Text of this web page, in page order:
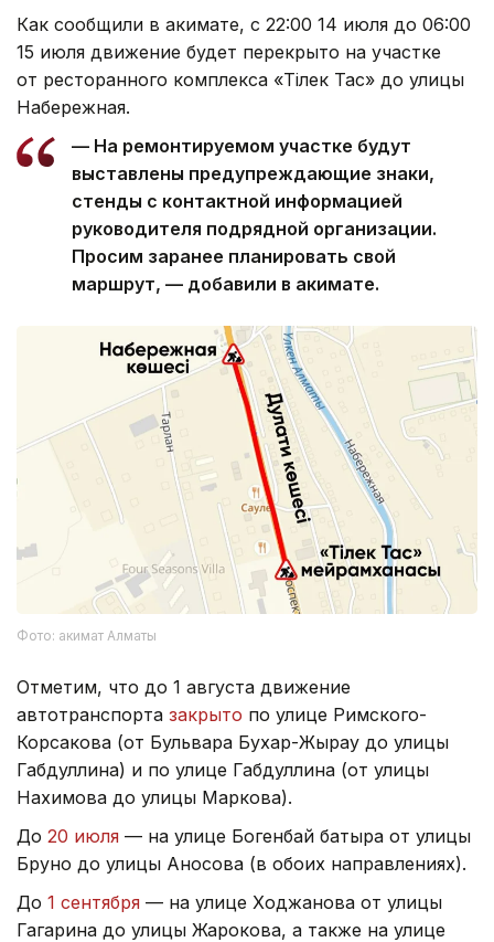
Как сообщили в акимате, с 22:00 14 июля до 06:00
15 июля движение будет перекрыто на участке
от ресторанного комплекса «Тілек Тас» до улицы
Набережная.
— На ремонтируемом участке будут
выставлены предупреждающие знаки,
стенды с контактной информацией
руководителя подрядной организации.
Просим заранее планировать свой
маршрут, — добавили в акимате.
Фото: акимат Алматы
Отметим, что до 1 августа движение
автотранспорта закрыто по улице Римского-
Корсакова (от Бульвара Бухар-Жырау до улицы
Габдуллина) и по улице Габдуллина (от улицы
Нахимова до улицы Маркова).
До 20 июля — на улице Богенбай батыра от улицы
Бруно до улицы Аносова (в обоих направлениях).
До 1 сентября — на улице Ходжанова от улицы
Гагарина до улицы Жарокова, а также на улице